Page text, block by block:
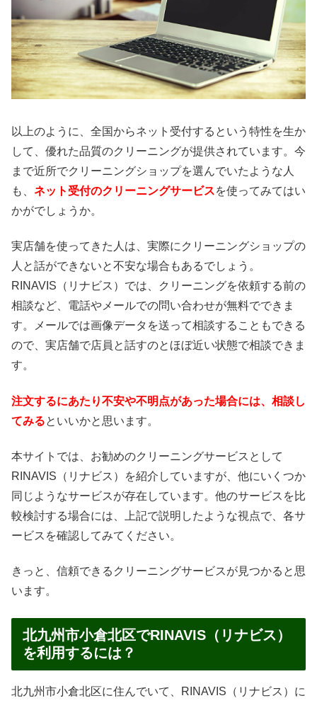
以上のように、全国からネット受付するという特性を生か
して、優れた品質のクリーニングが提供されています。今
まで近所でクリーニングショップを選んでいたような人
も、 ネット受付のクリーニングサービスを使ってみてはい
かがでしょうか。
実店舗を使ってきた人は、実際にクリーニングショップの
人と話ができないと不安な場合もあるでしょう。
RINAVIS（リナビス）では、クリーニングを依頼する前の
相談など、電話やメールでの問い合わせが無料でできま
す。メールでは画像データを送って相談することもできる
ので、実店舗で店員と話すのとほぼ近い状態で相談できま
す。
注文するにあたり不安や不明点があった場合には、相談し
てみるといいかと思います。
本サイトでは、お勧めのクリーニングサービスとして
RINAVIS（リナビス）を紹介していますが、他にいくつか
同じようなサービスが存在しています。他のサービスを比
較検討する場合には、上記で説明したような視点で、各サ
ービスを確認してみてください。
きっと、信頼できるクリーニングサービスが見つかると思
います。
北九州市小倉北区でRINAVIS（リナビス）
を利用するには？
北九州市小倉北区に住んでいて、RINAVIS（リナビス）に